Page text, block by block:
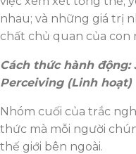
nhau; và những giá trị
chất chủ quan của con
Cách thức hành
Perceiving (Linh hoạt)
Nhóm cuối của trắc
thức mà mỗi người
thế giới bên ngoài.